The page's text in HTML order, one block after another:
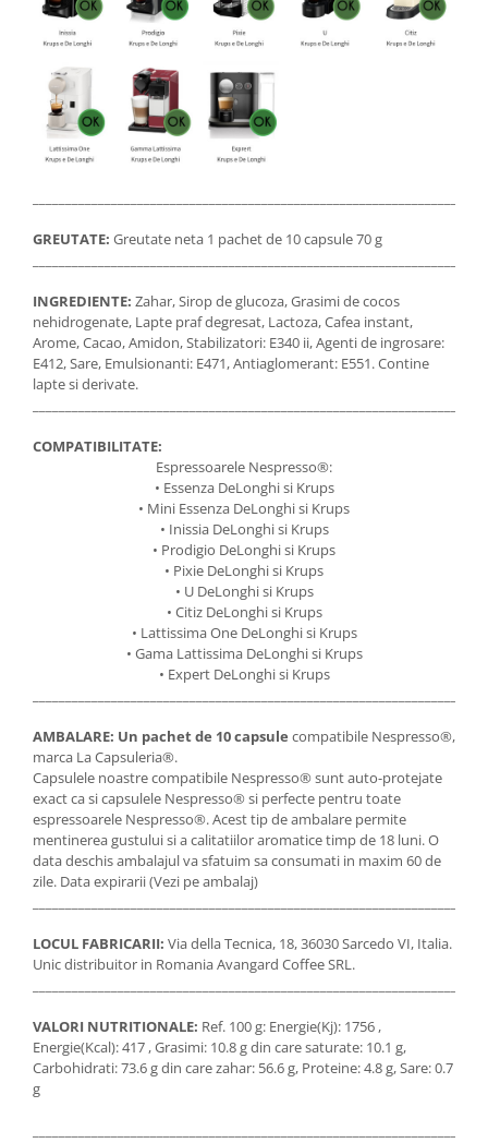
GREUTATE: Greutate neta 1 pachet de 10 capsule 70 g
INGREDIENTE: Zahar, Sirop de glucoza, Grasimi de cocos
nehidrogenate, Lapte praf degresat, Lactoza, Cafea instant,
Arome, Cacao, Amidon, Stabilizatori: E340 ii, Agenti de ingrosare:
E412, Sare, Emulsionanti: E471, Antiaglomerant: E551. Contine
lapte si derivate.
COMPATIBILITATE:
Espressoarele Nespresso®:
• Essenza DeLonghi si Krups
• Mini Essenza DeLonghi si Krups
• Inissia DeLonghi si Krups
• Prodigio DeLonghi si Krups
• Pixie DeLonghi si Krups
• U DeLonghi si Krups
• Citiz DeLonghi si Krups
• Lattissima One DeLonghi si Krups
• Gama Lattissima DeLonghi si Krups
• Expert DeLonghi si Krups
AMBALARE: Un pachet de 10 capsule compatibile Nespresso®,
marca La Capsuleria®.
Capsulele noastre compatibile Nespresso® sunt auto-protejate
exact ca si capsulele Nespresso® si perfecte pentru toate
espressoarele Nespresso®. Acest tip de ambalare permite
mentinerea gustului si a calitatiilor aromatice timp de 18 luni. O
data deschis ambalajul va sfatuim sa consumati in maxim 60 de
zile. Data expirarii (Vezi pe ambalaj)
LOCUL FABRICARII: Via della Tecnica, 18, 36030 Sarcedo VI, Italia.
Unic distribuitor in Romania Avangard Coffee SRL.
VALORI NUTRITIONALE: Ref. 100 g: Energie(Kj): 1756 ,
Energie(Kcal): 417 , Grasimi: 10.8 g din care saturate: 10.1 g,
Carbohidrati: 73.6 g din care zahar: 56.6 g, Proteine: 4.8 g, Sare: 0.7
g